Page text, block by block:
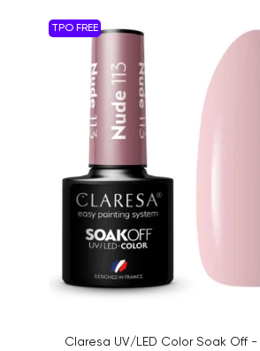
TPO FREE
Claresa UV/LED Color Soak Off -